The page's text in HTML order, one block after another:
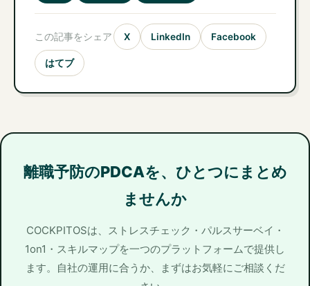
この記事をシェア X LinkedIn Facebook
はてブ
離職予防のPDCAを、ひとつにまとめ
ませんか
COCKPITOSは、ストレスチェック・パルスサーベイ・
1on1・スキルマップを一つのプラットフォームで提供し
ます。自社の運用に合うか、まずはお気軽にご相談くだ